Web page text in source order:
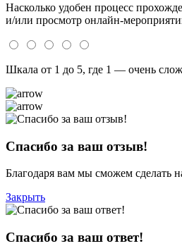
Насколько удобен процесс
и/или просмотр онлайн-
Шкала от 1 до 5, где 1 — очень
Спасибо за ваш отзыв!
Благодаря вам мы сможем сделать
Закрыть
Спасибо за ваш ответ!